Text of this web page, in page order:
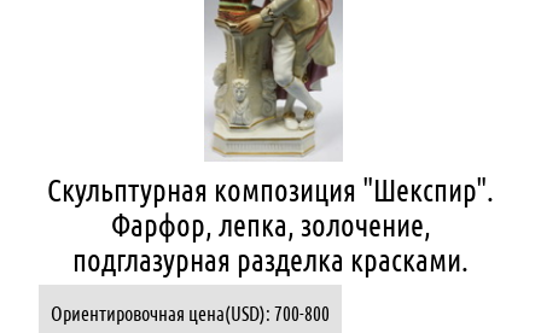
Скульптурная композиция "Шекспир".
Фарфор, лепка, золочение,
подглазурная разделка красками.
Ориентировочная цена(USD): 700-800